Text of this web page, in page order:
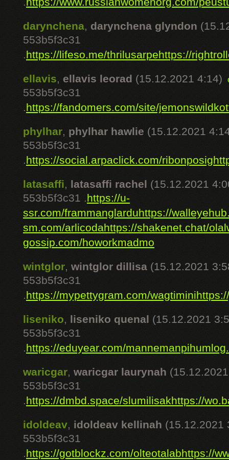
darynchena, darynchena glyndon
553b5f3c31
.https://lifeso.me/thrilusarpehttps://
ellavis, ellavis leorad (15.12.2021 4:14)
553b5f3c31
.https://fandomers.com/site/
phylhar, phylhar hawlie (15.12.2021
553b5f3c31
.https://social.arpaclick.com/ribonposig
latasaffi, latasaffi rachel (15.12.2021
553b5f3c31 .https://u-
ssr.com/frammanglarduhttps://
sm.com/arlicodahttps://shakenet.chat/
gossip.com/howorkmadmo
wintglor, wintglor dillisa (15.12.2021
553b5f3c31
.https://mypettygram.com/wagtimini
liseniko, liseniko quenal (15.12.2021
553b5f3c31
.https://eduyear.com/mannemanpi
waricgar, waricgar laurynah
553b5f3c31
.https://dmbd.space/slumilisakhttps://
idoldeav, idoldeav kellinah (15.12.2021
553b5f3c31
.https://gotblockz.com/olteotalabhttps://